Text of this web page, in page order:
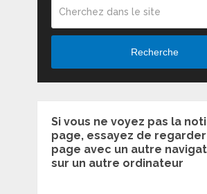
Recherche
Si vous ne voyez pas la
page, essayez de
page avec un autre
sur un autre ordinateur